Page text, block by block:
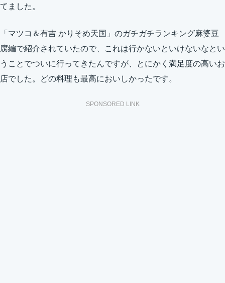
てました。
「マツコ＆有吉 かりそめ天国」のガチガチランキング麻婆豆
腐編で紹介されていたので、これは行かないといけないなとい
うことでついに行ってきたんですが、とにかく満足度の高いお
店でした。どの料理も最高においしかったです。
SPONSORED LINK